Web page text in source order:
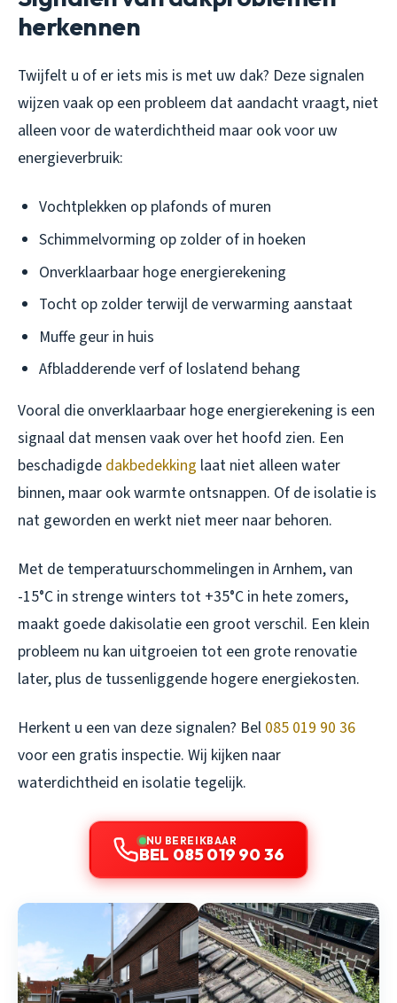
herkennen
Twijfelt u of er iets mis is met uw dak? Deze signalen
wijzen vaak op een probleem dat aandacht vraagt, niet
alleen voor de waterdichtheid maar ook voor uw
energieverbruik:
Vochtplekken op plafonds of muren
Schimmelvorming op zolder of in hoeken
Onverklaarbaar hoge energierekening
Tocht op zolder terwijl de verwarming aanstaat
Muffe geur in huis
Afbladderende verf of loslatend behang
Vooral die onverklaarbaar hoge energierekening is een
signaal dat mensen vaak over het hoofd zien. Een
beschadigde dakbedekking laat niet alleen water
binnen, maar ook warmte ontsnappen. Of de isolatie is
nat geworden en werkt niet meer naar behoren.
Met de temperatuurschommelingen in Arnhem, van
-15°C in strenge winters tot +35°C in hete zomers,
maakt goede dakisolatie een groot verschil. Een klein
probleem nu kan uitgroeien tot een grote renovatie
later, plus de tussenliggende hogere energiekosten.
Herkent u een van deze signalen? Bel 085 019 90 36
voor een gratis inspectie. Wij kijken naar
waterdichtheid en isolatie tegelijk.
NU BEREIKBAAR
BEL 085 019 90 36